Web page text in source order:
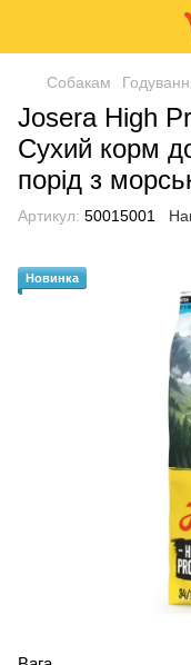
Собакам
Josera High
Сухий корм
порід з
Артикул: 50015001
Новинка